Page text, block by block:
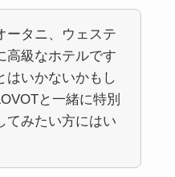
ータニ、ウェステ
高級なホテルです
はいかないかもし
と一緒に特別
てみたい方にはい